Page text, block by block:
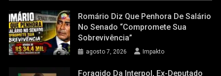
Romário Diz Que Penhora De Salário
No Senado “compromete Sua
Sobrevivência”
agosto 7, 2026 Impakto
Foragido Da Interpol, Ex-Deputado